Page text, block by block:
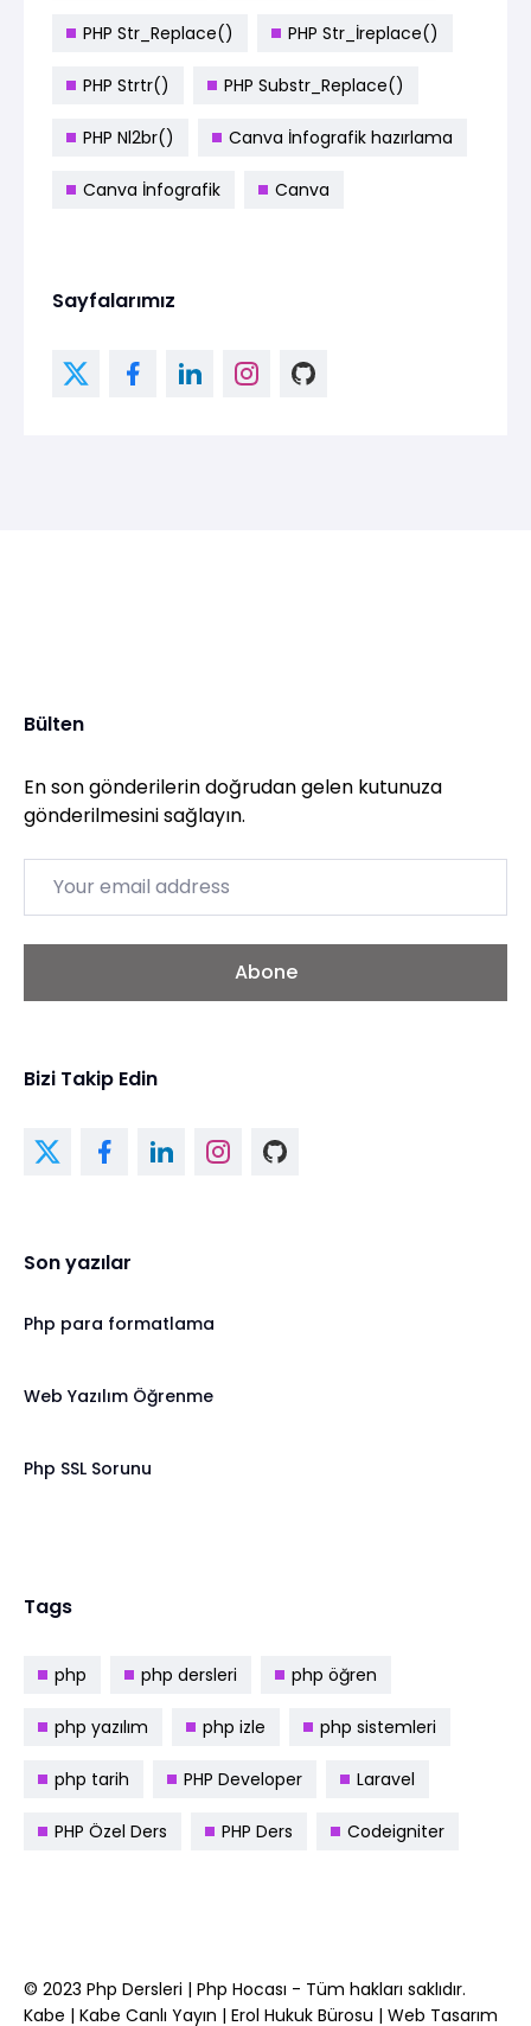
PHP Str_Replace() PHP Str_İreplace()
PHP Strtr() PHP Substr_Replace()
PHP Nl2br() Canva İnfografik hazırlama
Canva İnfografik Canva
Sayfalarımız
Bülten
En son gönderilerin doğrudan gelen kutunuza
gönderilmesini sağlayın.
Abone
Bizi Takip Edin
Son yazılar
Php para formatlama
Web Yazılım Öğrenme
Php SSL Sorunu
Tags
php php dersleri php öğren
php yazılım php izle php sistemleri
php tarih PHP Developer Laravel
PHP Özel Ders PHP Ders Codeigniter
© 2023 Php Dersleri | Php Hocası - Tüm hakları saklıdır.
Kabe | Kabe Canlı Yayın | Erol Hukuk Bürosu | Web Tasarım